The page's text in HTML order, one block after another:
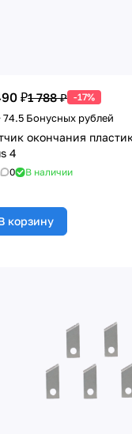
₽1 788 ₽ -17%
74.5 Бонусных рублей
окончания
4
0 В наличии
корзину